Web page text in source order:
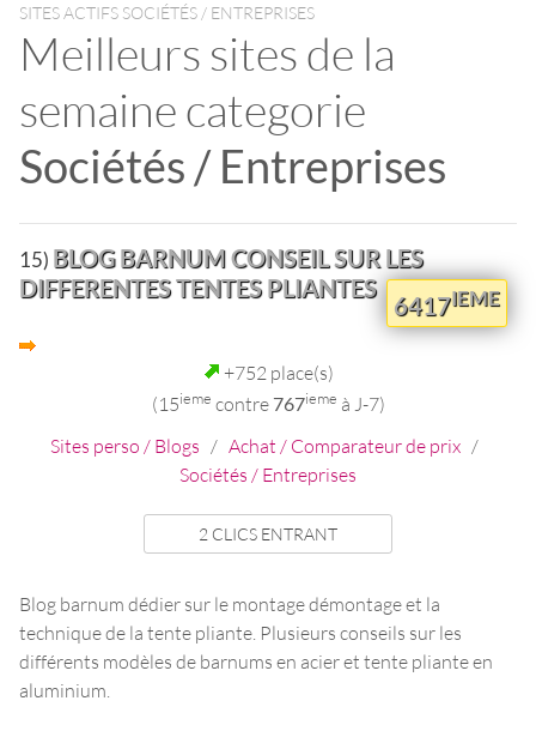
SITES ACTIFS SOCIÉTÉS / ENTREPRISES
Meilleurs sites de la
semaine categorie
Sociétés / Entreprises
15) BLOG BARNUM CONSEIL SUR LES
DIFFERENTES TENTES PLIANTES
6417IEME
+752 place(s)
(15ieme contre 767ieme à J-7)
Sites perso / Blogs / Achat / Comparateur de prix /
Sociétés / Entreprises
2 CLICS ENTRANT
Blog barnum dédier sur le montage démontage et la
technique de la tente pliante. Plusieurs conseils sur les
différents modèles de barnums en acier et tente pliante en
aluminium.